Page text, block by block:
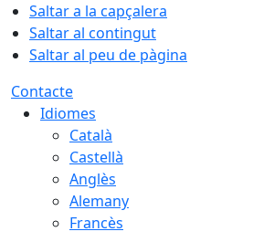
Saltar a la capçalera
Saltar al contingut
Saltar al peu de pàgina
Contacte
Idiomes
Català
Castellà
Anglès
Alemany
Francès